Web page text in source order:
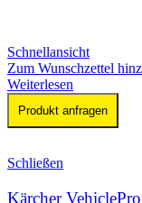
Schnellansicht
Zum Wunschzettel
Weiterlesen
Produkt anfragen
Schließen
Kärcher